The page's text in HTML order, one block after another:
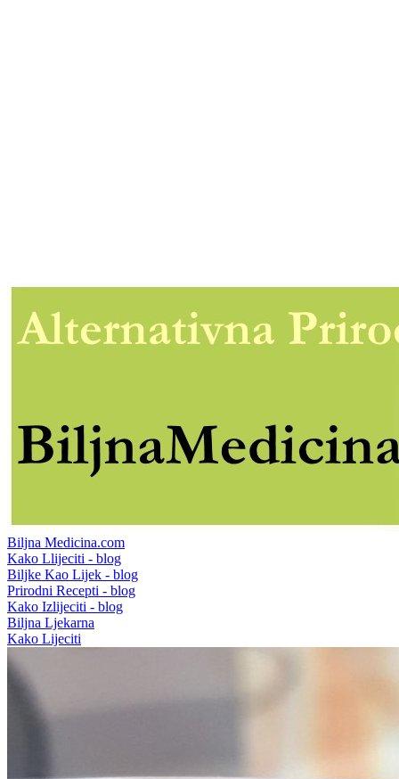
Biljna Medicina.com
Kako Llijeciti - blog
Biljke Kao Lijek - blog
Prirodni Recepti - blog
Kako Izlijeciti - blog
Biljna Ljekarna
Kako Lijeciti